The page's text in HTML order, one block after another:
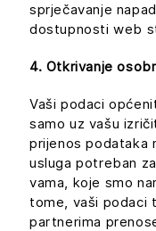
sprječavanje
dostupnosti web
4. Otkrivanje
Vaši podaci
samo uz vašu
prijenos podataka
usluga potreban
vama, koje smo
tome, vaši podaci
partnerima